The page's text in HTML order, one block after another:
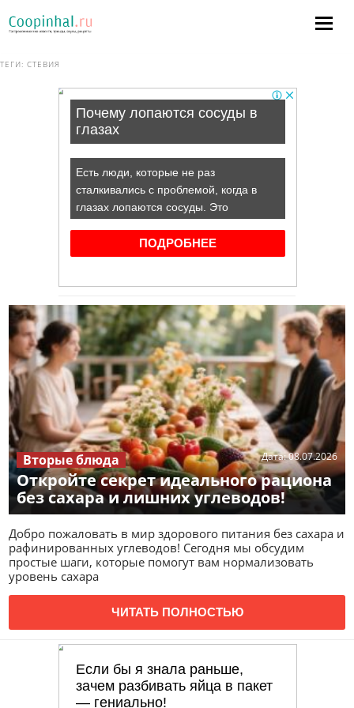
ТЕГИ: СТЕВИЯ
Откройте секрет идеального рациона
без сахара и лишних углеводов!
Дата:08.07.2026
Вторые блюда
Добро пожаловать в мир здорового питания без сахара и
рафинированных углеводов! Сегодня мы обсудим
простые шаги, которые помогут вам нормализовать
уровень сахара
ЧИТАТЬ ПОЛНОСТЬЮ